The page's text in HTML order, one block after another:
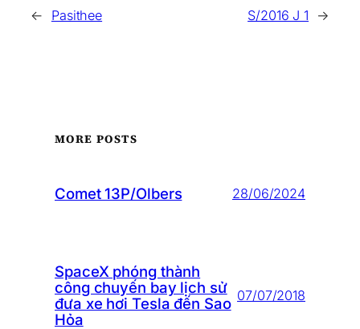
← Pasithee S/2016 J 1 →
MORE POSTS
Comet 13P/Olbers 28/06/2024
SpaceX phóng thành
công chuyến bay lịch sử
đưa xe hơi Tesla đến Sao
Hỏa
07/07/2018